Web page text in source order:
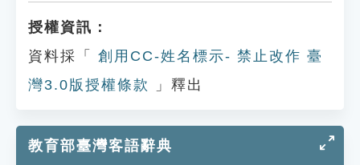
授權資訊：
資料採「
創用CC-姓名標示- 禁止改作 臺
灣3.0版授權條款
」釋出
教育部臺灣客語辭典